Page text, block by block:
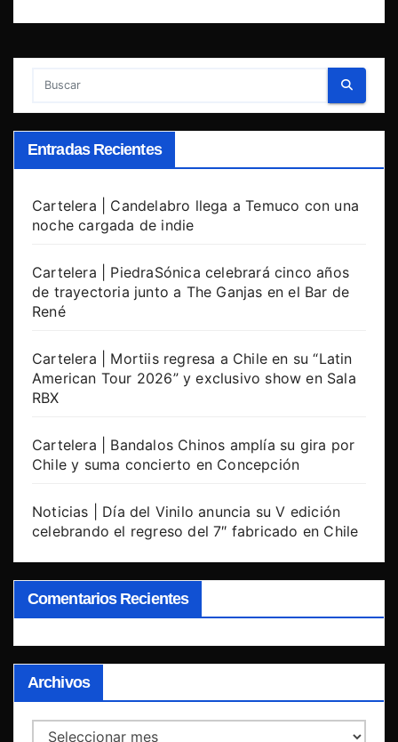
Entradas Recientes
Cartelera | Candelabro llega a Temuco con una
noche cargada de indie
Cartelera | PiedraSónica celebrará cinco años
de trayectoria junto a The Ganjas en el Bar de
René
Cartelera | Mortiis regresa a Chile en su “Latin
American Tour 2026” y exclusivo show en Sala
RBX
Cartelera | Bandalos Chinos amplía su gira por
Chile y suma concierto en Concepción
Noticias | Día del Vinilo anuncia su V edición
celebrando el regreso del 7″ fabricado en Chile
Comentarios Recientes
Archivos
Archivos